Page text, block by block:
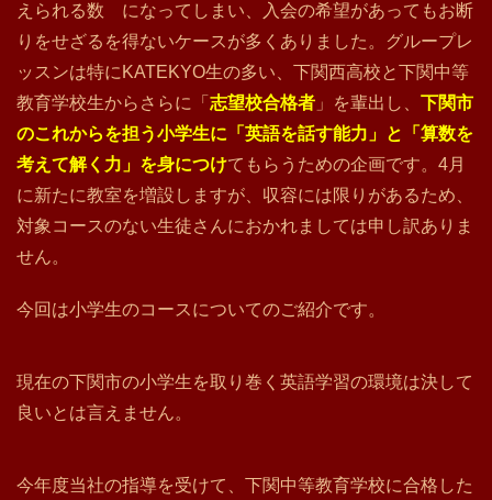
えられる数 になってしまい、入会の希望があってもお断
りをせざるを得ないケースが多くありました。グループレ
ッスンは特にKATEKYO生の多い、下関西高校と下関中等
教育学校生からさらに「 志望校合格者 」を輩出し、 下関市
のこれからを担う小学生に「英語を話す能力」と「算数を
考えて解く力」を身につけてもらうための企画です。4月
に新たに教室を増設しますが、収容には限りがあるため、
対象コースのない生徒さんにおかれましては申し訳ありま
せん。
今回は小学生のコースについてのご紹介です。
現在の下関市の小学生を取り巻く英語学習の環境は決して
良いとは言えません。
今年度当社の指導を受けて、下関中等教育学校に合格した